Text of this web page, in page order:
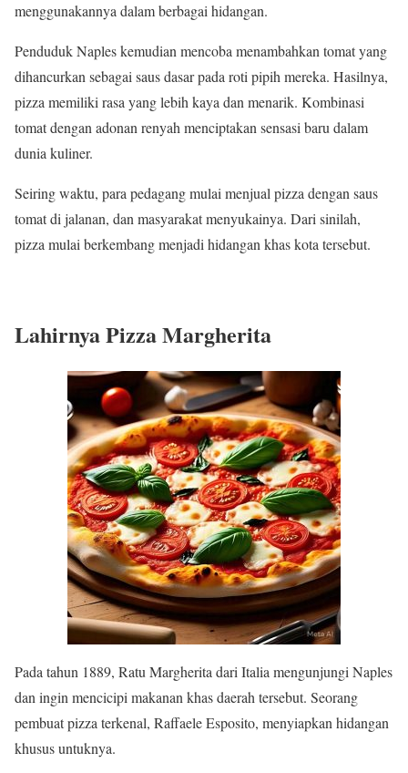
menggunakannya dalam berbagai hidangan.
Penduduk Naples kemudian mencoba menambahkan tomat yang
dihancurkan sebagai saus dasar pada roti pipih mereka. Hasilnya,
pizza memiliki rasa yang lebih kaya dan menarik. Kombinasi
tomat dengan adonan renyah menciptakan sensasi baru dalam
dunia kuliner.
Seiring waktu, para pedagang mulai menjual pizza dengan saus
tomat di jalanan, dan masyarakat menyukainya. Dari sinilah,
pizza mulai berkembang menjadi hidangan khas kota tersebut.
Lahirnya Pizza Margherita
Pada tahun 1889, Ratu Margherita dari Italia mengunjungi Naples
dan ingin mencicipi makanan khas daerah tersebut. Seorang
pembuat pizza terkenal, Raffaele Esposito, menyiapkan hidangan
khusus untuknya.